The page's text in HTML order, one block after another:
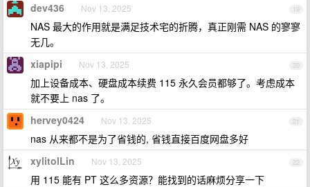
19
dev436 Nov 13, 2025
NAS 最大的作用就是满足技术宅的折腾，真正刚需 NAS 的寥寥
无几。
20
xiapipi Nov 13, 2025
加上设备成本、硬盘成本续费 115 永久会员都够了。考虑成本
就不要上 nas 了。
21
hervey0424 Nov 13, 2025
nas 从来都不是为了省钱的, 省钱直接百度网盘多好
22
xylitolLin Nov 13, 2025
用 115 能有 PT 这么多资源？能找到的话麻烦分享一下